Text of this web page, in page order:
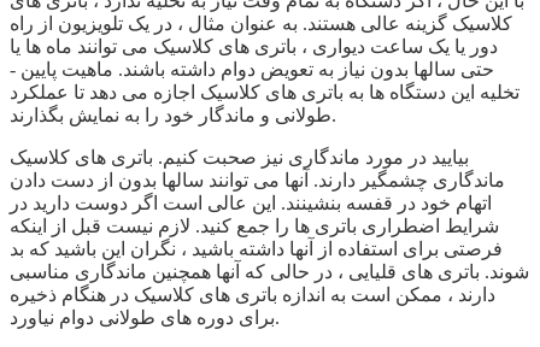
کلاسیک گزینه عالی هستند. به عنوان مثال ، در یک تلویزیون از راه
دور یا یک ساعت دیواری ، باتری های کلاسیک می توانند ماه ها یا
حتی سالها بدون نیاز به تعویض دوام داشته باشند. ماهیت پایین -
تخلیه این دستگاه ها به باتری های کلاسیک اجازه می دهد تا عملکرد
طولانی و ماندگار خود را به نمایش بگذارند.
بیایید در مورد ماندگاری نیز صحبت کنیم. باتری های کلاسیک
ماندگاری چشمگیر دارند. آنها می توانند سالها بدون از دست دادن
اتهام خود در قفسه بنشینند. این عالی است اگر دوست دارید در
شرایط اضطراری باتری ها را جمع کنید. لازم نیست قبل از اینکه
فرصتی برای استفاده از آنها داشته باشید ، نگران این باشید که بد
شوند. باتری های قلیایی ، در حالی که آنها همچنین ماندگاری مناسبی
دارند ، ممکن است به اندازه باتری های کلاسیک در هنگام ذخیره
برای دوره های طولانی دوام نیاورد.